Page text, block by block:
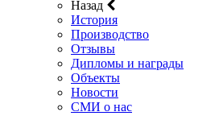
Назад
История
Производство
Отзывы
Дипломы и награды
Объекты
Новости
СМИ о нас